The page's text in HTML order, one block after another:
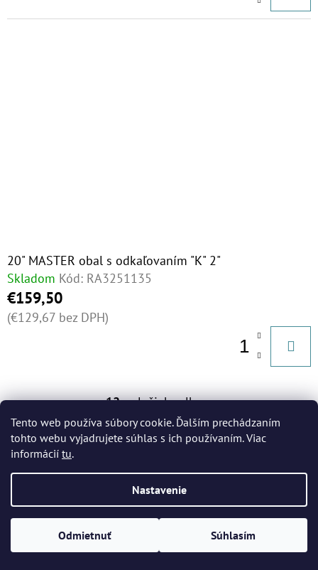
Tento web používa súbory cookie. Ďalším prechádzaním
tohto webu vyjadrujete súhlas s ich používaním. Viac
informácií tu.
Nastavenie
Odmietnuť Súhlasím
20" MASTER obal s odkaľovaním "K" 2"
Skladom Kód: RA3251135
€159,50
(€129,67 bez DPH)
V
L
D
A
C
E
12položiek celkom
Z
Á
P
Ä
Vytvoril Shoptet
Copyright 2026MERTENS spol. s r.o.. Všetky práva
Upraviť nastavenie cookies